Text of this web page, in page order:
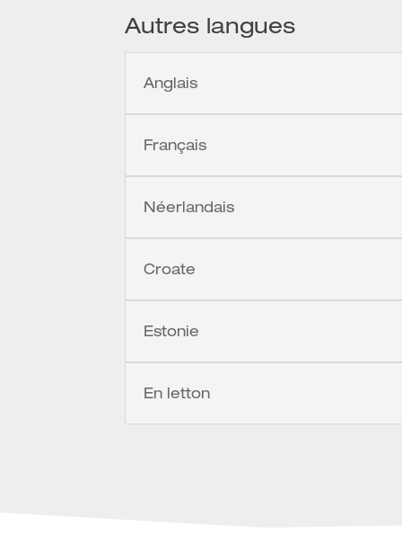
Autres langues
Anglais
Français
Néerlandais
Croate
Estonie
En letton